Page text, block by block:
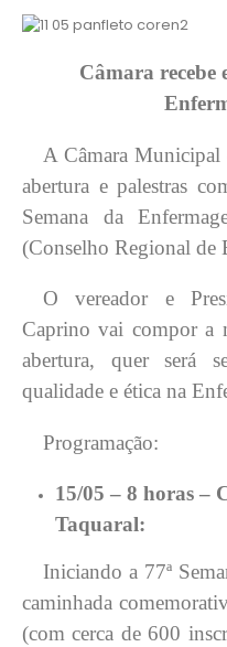
Câmara recebe
A Câmara Municipal
abertura e palestras
Semana da
(Conselho Regional de
O vereador e
Caprino vai compor a
abertura, quer será
qualidade e ética na
Programação:
15/05 – 8 horas –
Taquaral:
Iniciando a 77ª
caminhada
(com cerca de 600